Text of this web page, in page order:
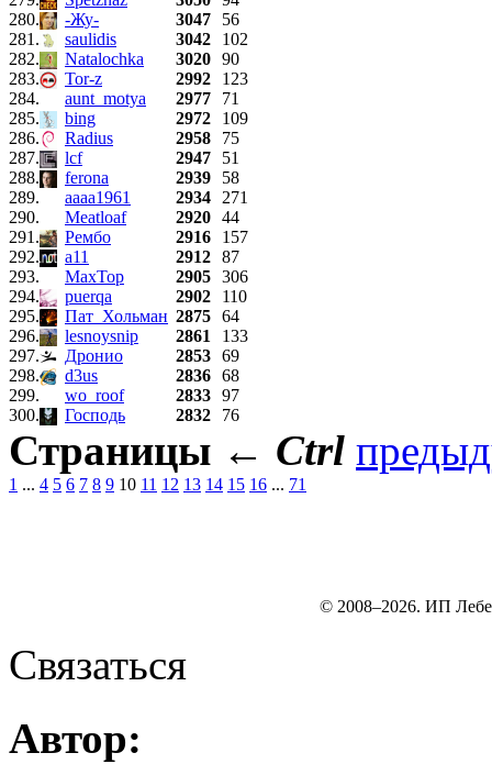
280.
-Жу- 3047
56
281.
saulidis 3042
102
282.
Natalochka 3020 90
283.
Tor-z 2992
123
284.
aunt_motya 2977
71
285.
bing 2972
109
286.
Radius 2958
75
287.
lcf 2947
51
288.
ferona 2939
58
289.
aaaa1961 2934
271
290.
Meatloaf 2920 44
291.
Рембо 2916
157
292.
a11 2912 87
293.
MaxTop 2905 306
294.
puerqa 2902
110
295.
Пат_Хольман 2875 64
296.
lesnoysnip 2861
133
297.
Дронио 2853 69
298.
d3us 2836 68
299.
wo_roof 2833 97
300.
Господь 2832 76
Страницы ← Ctrl
1 ... 4 5 6 7 8 9 10 11 12 13 14 15 16 ... 71
© 2008–2026. ИП
Связаться
Автор: